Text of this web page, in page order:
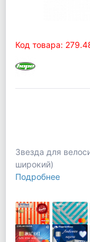
Код товара:
Звезда для
широкий)
Подробнее